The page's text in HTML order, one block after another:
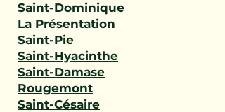
Saint-Dominique
La Présentation
Saint-Pie
Saint-Hyacinthe
Saint-Damase
Rougemont
Saint-Césaire